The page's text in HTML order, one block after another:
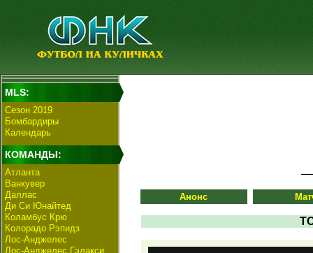
MLS:
Сезон 2019
Бомбардиры
Календарь
КОМАНДЫ:
Атланта
Ванкувер
Даллас
Ди Си Юнайтед
Коламбус Крю
Колорадо Рэпидз
Лос-Анджелес
Лос-Анджелес Гэлакси
Анонс